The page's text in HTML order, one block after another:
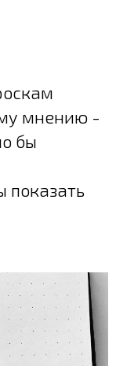
мнению -
бы
показать